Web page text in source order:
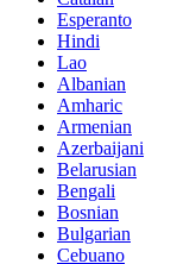
Esperanto
Hindi
Lao
Albanian
Amharic
Armenian
Azerbaijani
Belarusian
Bengali
Bosnian
Bulgarian
Cebuano